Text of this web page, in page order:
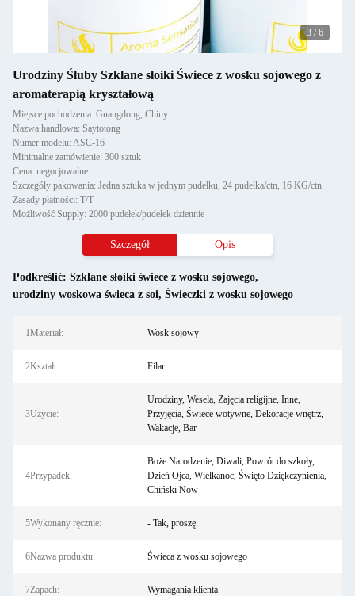
3 / 6
Urodziny Śluby Szklane słoiki Świece z wosku sojowego z
aromaterapią kryształową
Miejsce pochodzenia: Guangdong, Chiny
Nazwa handlowa: Saytotong
Numer modelu: ASC-16
Minimalne zamówienie: 300 sztuk
Cena: negocjowalne
Szczegóły pakowania: Jedna sztuka w jednym pudełku, 24 pudełka/ctn, 16 KG/ctn.
Zasady płatności: T/T
Możliwość Supply: 2000 pudełek/pudełek dziennie
Szczegół Opis
Podkreślić: Szklane słoiki świece z wosku sojowego,
urodziny woskowa świeca z soi, Świeczki z wosku sojowego
1Materiał: Wosk sojowy
2Kształt: Filar
3Użycie:
Urodziny, Wesela, Zajęcia religijne, Inne,
Przyjęcia, Świece wotywne, Dekoracje wnętrz,
Wakacje, Bar
4Przypadek:
Boże Narodzenie, Diwali, Powrót do szkoły,
Dzień Ojca, Wielkanoc, Święto Dziękczynienia,
Chiński Now
5Wykonany ręcznie: - Tak, proszę.
6Nazwa produktu: Świeca z wosku sojowego
7Zapach: Wymagania klienta